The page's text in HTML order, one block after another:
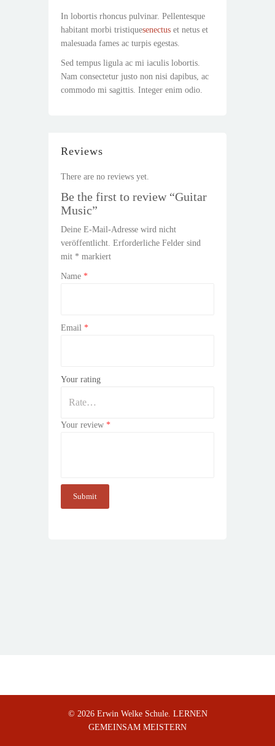
In lobortis rhoncus pulvinar. Pellentesque
habitant morbi tristiquesenectus et netus et
malesuada fames ac turpis egestas.
Sed tempus ligula ac mi iaculis lobortis.
Nam consectetur justo non nisi dapibus, ac
commodo mi sagittis. Integer enim odio.
Reviews
There are no reviews yet.
Be the first to review “Guitar
Music”
Deine E-Mail-Adresse wird nicht
veröffentlicht. Erforderliche Felder sind
mit * markiert
Name *
Email *
Your rating
Your review *
© 2026 Erwin Welke Schule. LERNEN
GEMEINSAM MEISTERN